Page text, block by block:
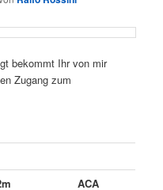
bekommt Ihr von mir
Zugang zum
ACA